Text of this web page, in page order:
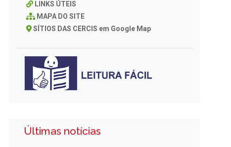
LINKS ÚTEIS
MAPA DO SITE
SÍTIOS DAS CERCIS em Google Map
Últimas notícias